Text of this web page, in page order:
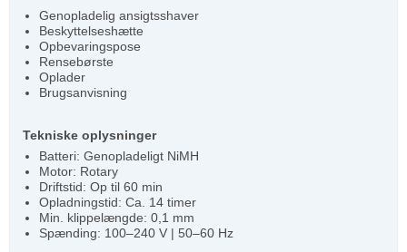
Genopladelig ansigtsshaver
Beskyttelseshætte
Opbevaringspose
Rensebørste
Oplader
Brugsanvisning
Tekniske oplysninger
Batteri: Genopladeligt NiMH
Motor: Rotary
Driftstid: Op til 60 min
Opladningstid: Ca. 14 timer
Min. klippelængde: 0,1 mm
Spænding: 100–240 V | 50–60 Hz